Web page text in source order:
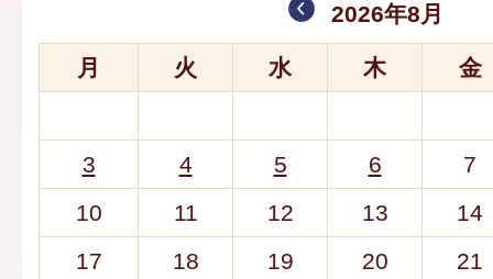
2026年8月
月 火 水 木 金
3 4 5 6
7
10
11 12 13
14
17
18 19 20
21